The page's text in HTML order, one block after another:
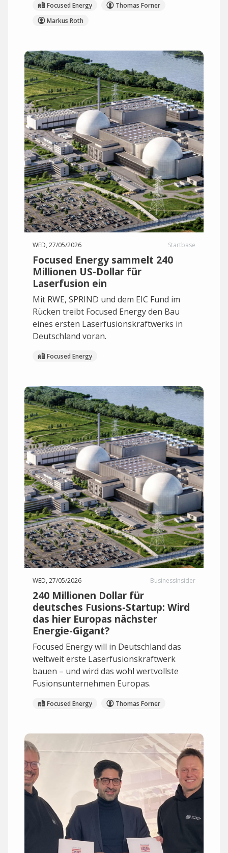
Focused Energy
Thomas Forner
Markus Roth
WED, 27/05/2026 Startbase
Focused Energy sammelt 240
Millionen US-Dollar für
Laserfusion ein
Mit RWE, SPRIND und dem EIC Fund im
Rücken treibt Focused Energy den Bau
eines ersten Laserfusionskraftwerks in
Deutschland voran.
Focused Energy
WED, 27/05/2026 BusinessInsider
240 Millionen Dollar für
deutsches Fusions-Startup: Wird
das hier Europas nächster
Energie-Gigant?
Focused Energy will in Deutschland das
weltweit erste Laserfusionskraftwerk
bauen – und wird das wohl wertvollste
Fusionsunternehmen Europas.
Focused Energy Thomas Forner